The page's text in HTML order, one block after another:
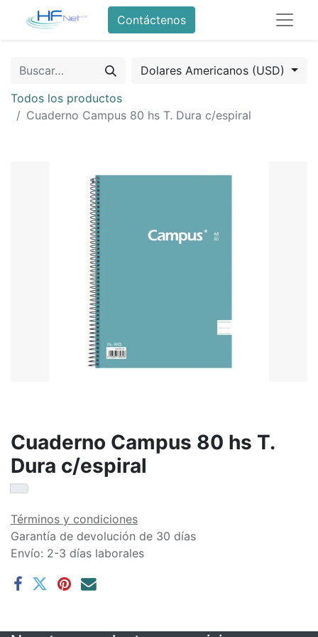
Contáctenos
Dolares Americanos (USD)
Todos los productos
Cuaderno Campus 80 hs T. Dura c/espiral
Cuaderno Campus 80 hs T.
Dura c/espiral
Términos y condiciones
Garantía de devolución de 30 días
Envío: 2-3 días laborales